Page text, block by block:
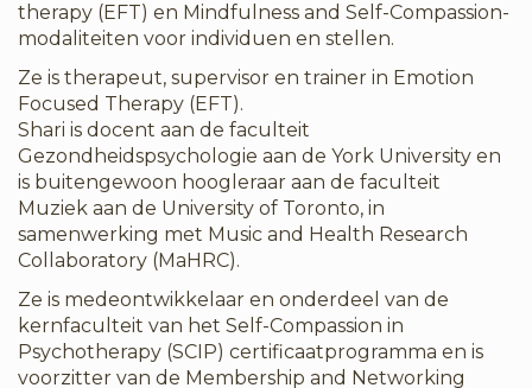
therapy (EFT) en Mindfulness and Self-Compassion-
modaliteiten voor individuen en stellen.
Ze is therapeut, supervisor en trainer in Emotion
Focused Therapy (EFT).
Shari is docent aan de faculteit
Gezondheidspsychologie aan de York University en
is buitengewoon hoogleraar aan de faculteit
Muziek aan de University of Toronto, in
samenwerking met Music and Health Research
Collaboratory (MaHRC).
Ze is medeontwikkelaar en onderdeel van de
kernfaculteit van het Self-Compassion in
Psychotherapy (SCIP) certificaatprogramma en is
voorzitter van de Membership and Networking